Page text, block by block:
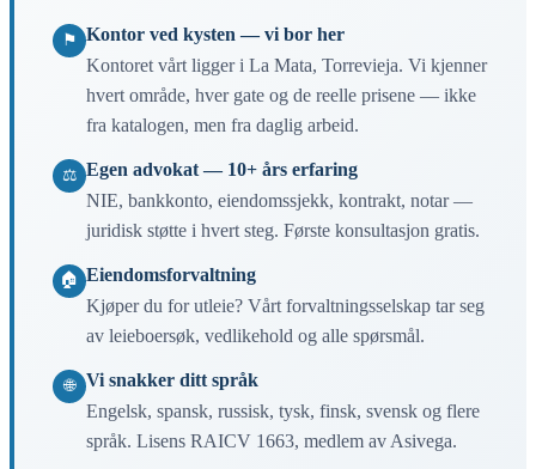
⚑ Kontor ved kysten — vi bor her
Kontoret vårt ligger i La Mata, Torrevieja. Vi kjenner
hvert område, hver gate og de reelle prisene — ikke
fra katalogen, men fra daglig arbeid.
⚖ Egen advokat — 10+ års erfaring
NIE, bankkonto, eiendomssjekk, kontrakt, notar —
juridisk støtte i hvert steg. Første konsultasjon gratis.
🏠 Eiendomsforvaltning
Kjøper du for utleie? Vårt forvaltningsselskap tar seg
av leieboersøk, vedlikehold og alle spørsmål.
🌐
Vi snakker ditt språk
Engelsk, spansk, russisk, tysk, finsk, svensk og flere
språk. Lisens RAICV 1663, medlem av Asivega.